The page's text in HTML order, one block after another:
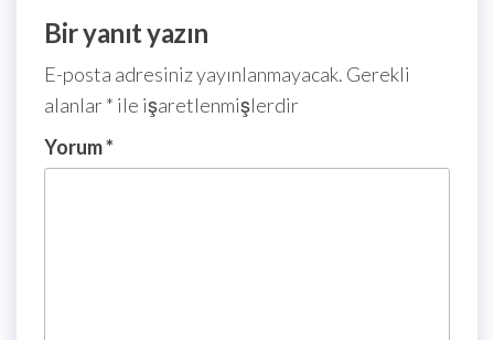
Bir yanıt yazın
E-posta adresiniz yayınlanmayacak. Gerekli
alanlar* ile işaretlenmişlerdir
Yorum*